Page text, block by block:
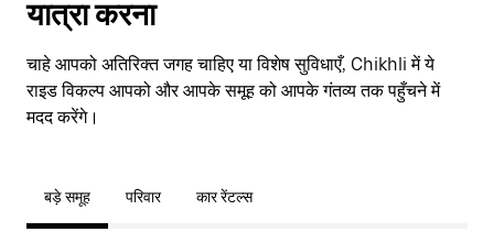
यात्रा करना
चाहे आपको अतिरिक्त जगह चाहिए या विशेष सुविधाएँ, Chikhli में ये
राइड विकल्प आपको और आपके समूह को आपके गंतव्य तक पहुँचने में
मदद करेंगे।
बड़े समूह परिवार कार रेंटल्स